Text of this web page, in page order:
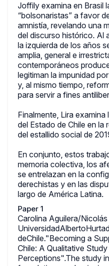
Joffily examina en Brasil
“bolsonaristas” a favor
amnistía, revelando una
del discurso histórico. Al
la izquierda de los años
amplia, general e
contemporáneos
legitiman la impunidad
y, al mismo tiempo,
para servir a fines
Finalmente, Lira
del Estado de Chile en la
del estallido social de
En conjunto, estos
memoria colectiva, los
se entrelazan en la
derechistas y en las
largo de América Latina.
Paper 1
Carolina Aguilera/
deChile."Becoming a
Chile: A Qualitative
Perceptions".The study